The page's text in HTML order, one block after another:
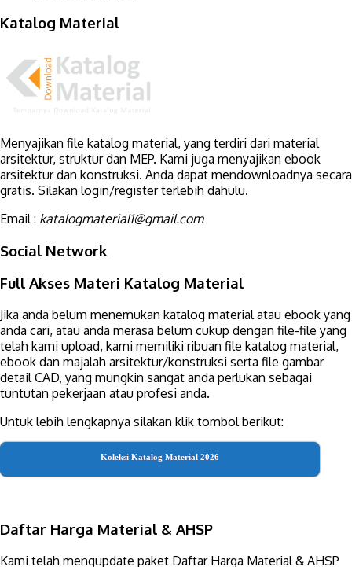
Katalog Material
Menyajikan file katalog material, yang terdiri dari material
arsitektur, struktur dan MEP. Kami juga menyajikan ebook
arsitektur dan konstruksi. Anda dapat mendownloadnya secara
gratis. Silakan login/register terlebih dahulu.
Email : katalogmaterial1@gmail.com
Social Network
Full Akses Materi Katalog Material
Jika anda belum menemukan katalog material atau ebook yang
anda cari, atau anda merasa belum cukup dengan file-file yang
telah kami upload, kami memiliki ribuan file katalog material,
ebook dan majalah arsitektur/konstruksi serta file gambar
detail CAD, yang mungkin sangat anda perlukan sebagai
tuntutan pekerjaan atau profesi anda.
Untuk lebih lengkapnya silakan klik tombol berikut:
Koleksi Katalog Material 2026
Daftar Harga Material & AHSP
Kami telah mengupdate paket Daftar Harga Material & AHSP